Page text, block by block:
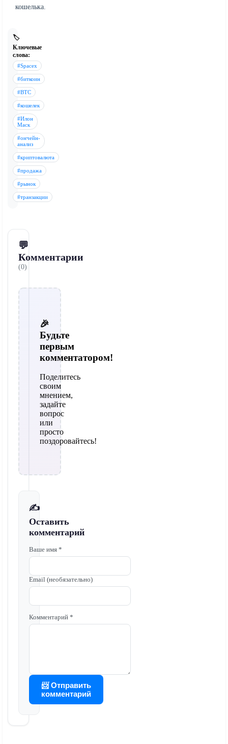
кошелька.
🏷️
Ключевые
слова:
#Spacex
#биткоин
#BTC
#кошелек
#Илон
Маск
#ончейн-
анализ
#криптовалюта
#продажа
#рынок
#транзакции
💬
Комментарии
(0)
🎉
Будьте
первым
комментатором!
Поделитесь
своим
мнением,
задайте
вопрос
или
просто
поздоровайтесь!
✍️
Оставить
комментарий
Ваше имя *
Email (необязательно)
Комментарий *
📨 Отправить
комментарий